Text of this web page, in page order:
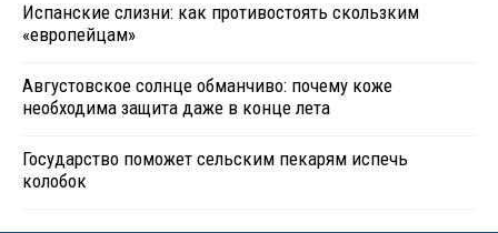
Испанские слизни: как противостоять скользким
«европейцам»
Августовское солнце обманчиво: почему коже
необходима защита даже в конце лета
Государство поможет сельским пекарям испечь
колобок